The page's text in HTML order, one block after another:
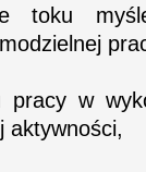
toku
pracy w
aktywności,